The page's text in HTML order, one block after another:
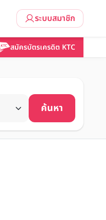
ระบบสมาชิก
สมัครบัตรเครดิต KTC
ค้นหา